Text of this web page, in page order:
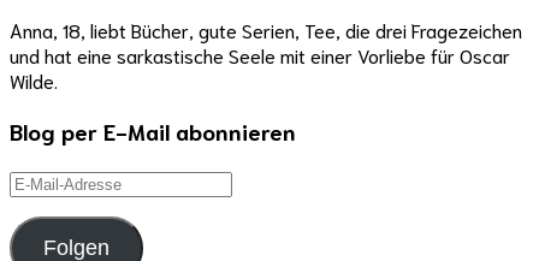
Anna, 18, liebt Bücher, gute Serien, Tee, die drei Fragezeichen
und hat eine sarkastische Seele mit einer Vorliebe für Oscar
Wilde.
Blog per E-Mail abonnieren
E-
Mail-
Adresse
Folgen